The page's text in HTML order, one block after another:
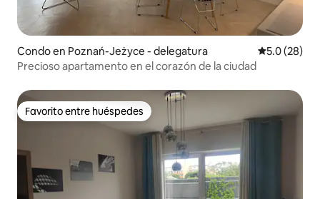
Condo en Poznań-Jeżyce - delegatura Calificación
5.0 (28)
Precioso apartamento en el corazón de la ciudad
Favorito entre huéspedes
Favorito entre huéspedes